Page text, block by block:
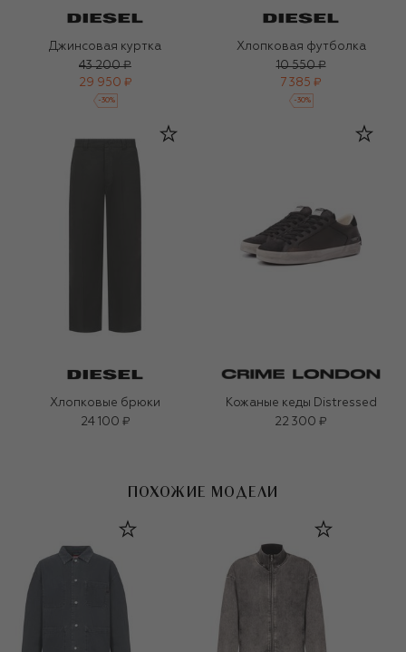
Джинсовая куртка
43 200 ₽
29 950 ₽
-30%
Хлопковая футболка
10 550 ₽
7 385 ₽
-30%
Хлопковые брюки
24 100 ₽
Кожаные кеды Distressed
22 300 ₽
ПОХОЖИЕ МОДЕЛИ